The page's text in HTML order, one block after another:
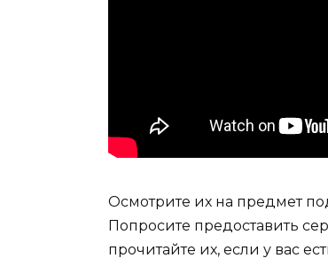
Осмотрите их на предмет
Попросите предоставить
прочитайте их, если у вас